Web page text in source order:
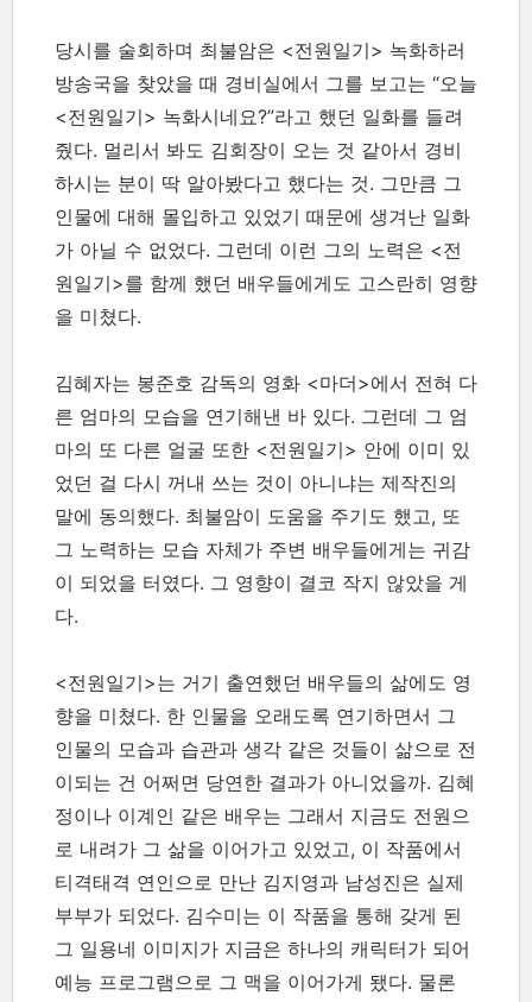
당시를 술회하며 최불암은 <전원일기> 녹화하러
방송국을 찾았을 때 경비실에서 그를 보고는 “오늘
<전원일기> 녹화시네요?”라고 했던 일화를 들려
줬다. 멀리서 봐도 김회장이 오는 것 같아서 경비
하시는 분이 딱 알아봤다고 했다는 것. 그만큼 그
인물에 대해 몰입하고 있었기 때문에 생겨난 일화
가 아닐 수 없었다. 그런데 이런 그의 노력은 <전
원일기>를 함께 했던 배우들에게도 고스란히 영향
을 미쳤다.
김혜자는 봉준호 감독의 영화 <마더>에서 전혀 다
른 엄마의 모습을 연기해낸 바 있다. 그런데 그 엄
마의 또 다른 얼굴 또한 <전원일기> 안에 이미 있
었던 걸 다시 꺼내 쓰는 것이 아니냐는 제작진의
말에 동의했다. 최불암이 도움을 주기도 했고, 또
그 노력하는 모습 자체가 주변 배우들에게는 귀감
이 되었을 터였다. 그 영향이 결코 작지 않았을 게
다.
<전원일기>는 거기 출연했던 배우들의 삶에도 영
향을 미쳤다. 한 인물을 오래도록 연기하면서 그
인물의 모습과 습관과 생각 같은 것들이 삶으로 전
이되는 건 어쩌면 당연한 결과가 아니었을까. 김혜
정이나 이계인 같은 배우는 그래서 지금도 전원으
로 내려가 그 삶을 이어가고 있었고, 이 작품에서
티격태격 연인으로 만난 김지영과 남성진은 실제
부부가 되었다. 김수미는 이 작품을 통해 갖게 된
그 일용네 이미지가 지금은 하나의 캐릭터가 되어
예능 프로그램으로 그 맥을 이어가게 됐다. 물론